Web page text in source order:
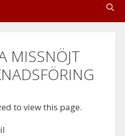
MISSNÖJT
to view this page.